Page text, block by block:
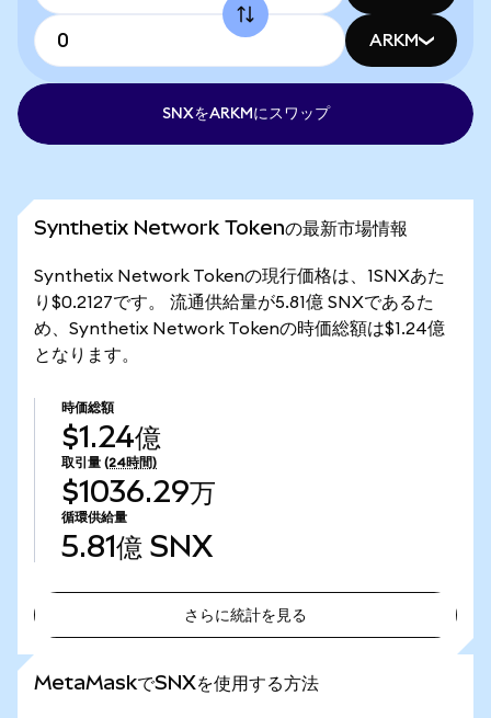
ARKM
SNXをARKMにスワップ
Synthetix Network Tokenの最新市場情報
Synthetix Network Tokenの現行価格は、1SNXあた
り$0.2127です。 流通供給量が5.81億 SNXであるた
め、Synthetix Network Tokenの時価総額は$1.24億
となります。
時価総額
$1.24億
取引量 (24時間)
$1036.29万
循環供給量
5.81億 SNX
さらに統計を見る
MetaMaskでSNXを使用する方法